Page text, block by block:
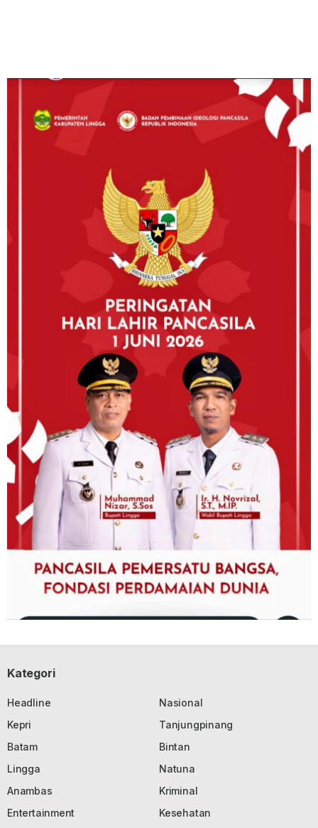
Kategori
Headline
Nasional
Kepri
Tanjungpinang
Batam
Bintan
Lingga
Natuna
Anambas
Kriminal
Entertainment
Kesehatan